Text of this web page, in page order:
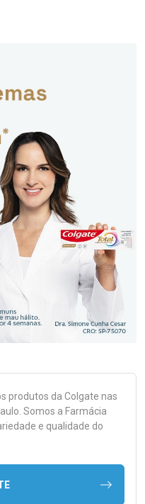
produtos da Colgate nas
Somos a Farmácia
e qualidade do